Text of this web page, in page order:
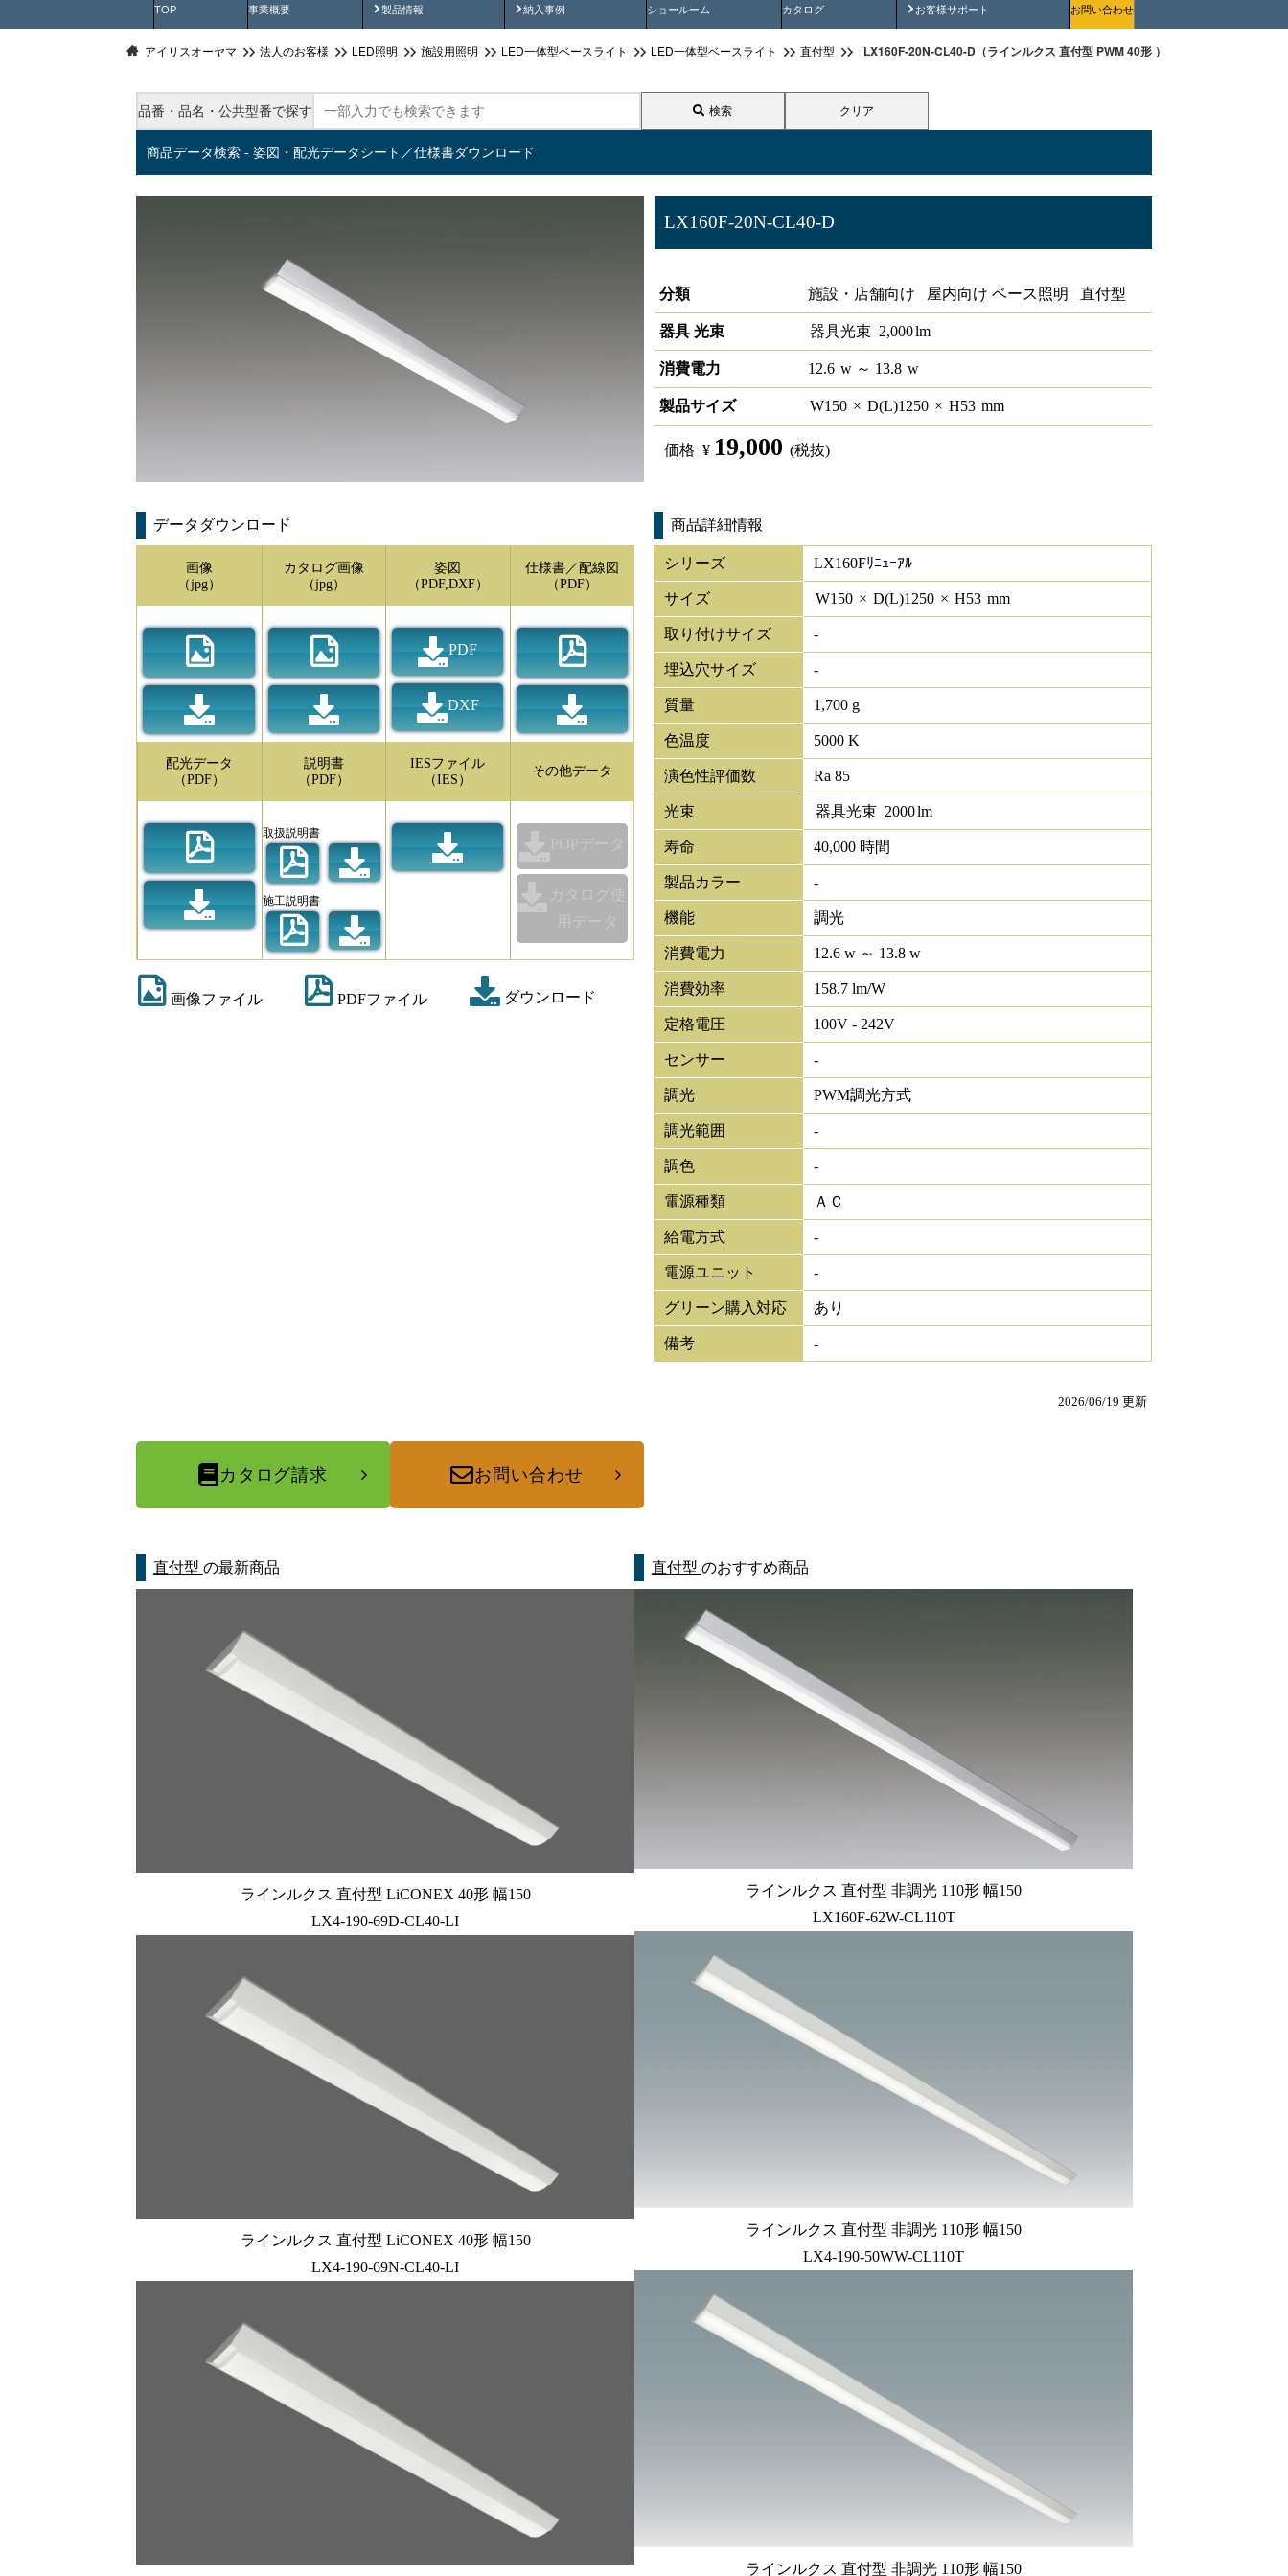
TOP 事業概要 製品情報
製品動画 納入事例
納入事例動画 ショールーム カタログ お客様サポート
安全にご使用いただくためにお問い合わせ
アイリスオーヤマ 法人のお客様 LED照明 施設用照明 LED一体型ベースライト LED一体型ベースライト 直付型 LX160F-20N-CL40-D（ラインルクス 直付型 PWM 40形 ）
品番・品名・公共型番で探す 検索 クリア
商品データ検索 - 姿図・配光データシート／仕様書ダウンロード
LX160F-20N-CL40-D
分類
施設・店舗向け 屋内向け ベース照明 直付型
器具 光束 器具光束 2,000lm
消費電力 12.6 w ～ 13.8 w
製品サイズ W150 × D(L)1250 × H53 mm
価格 ¥ 19,000 (税抜)
データダウンロード
画像
（jpg）
カタログ画像
（jpg）
姿図
（PDF,DXF）
PDF
DXF
仕様書／配線図
（PDF）
配光データ
（PDF）
説明書
（PDF）
取扱説明書
施工説明書
IESファイル
（IES）
その他データ
POPデータ
カタログ使
用データ
画像ファイル PDFファイル ダウンロード
商品詳細情報
シリーズ LX160Fﾘﾆｭｰｱﾙ
サイズ W150 × D(L)1250 × H53 mm
取り付けサイズ -
埋込穴サイズ -
質量 1,700 g
色温度 5000 K
演色性評価数 Ra 85
光束 器具光束 2000lm
寿命 40,000 時間
製品カラー -
機能 調光
消費電力 12.6 w ～ 13.8 w
消費効率 158.7 lm/W
定格電圧 100V - 242V
センサー -
調光 PWM調光方式
調光範囲 -
調色 -
電源種類 ＡＣ
給電方式 -
電源ユニット -
グリーン購入対応 あり
備考 -
2026/06/19 更新
カタログ請求 お問い合わせ
直付型 の最新商品
ラインルクス 直付型 LiCONEX 40形 幅150
LX4-190-69D-CL40-LI
ラインルクス 直付型 LiCONEX 40形 幅150
LX4-190-69N-CL40-LI
直付型 のおすすめ商品
ラインルクス 直付型 非調光 110形 幅150
LX160F-62W-CL110T
ラインルクス 直付型 非調光 110形 幅150
LX4-190-50WW-CL110T
ラインルクス 直付型 非調光 110形 幅150